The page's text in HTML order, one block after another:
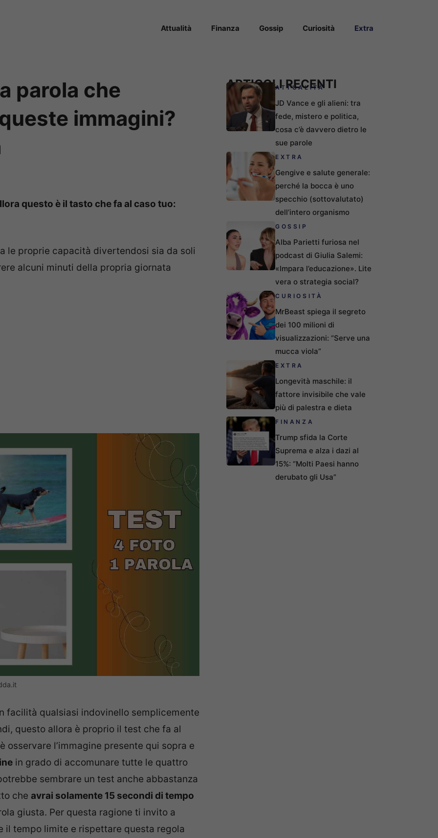
Attualità Finanza Gossip Curiosità Extra
parola che
immagini?
questo è il tasto che fa al caso tuo:
le proprie capacità divertendosi sia da soli
alcuni minuti della propria giornata
facilità qualsiasi indovinello semplicemente
questo allora è proprio il test che fa al
l’immagine presente qui sopra e
in grado di accomunare tutte le quattro
sembrare un test anche abbastanza
che avrai solamente 15 secondi di tempo
giusta. Per questa ragione ti invito a
il tempo limite e rispettare questa regola
ARTICOLI RECENTI
ATTUALITÀ
JD Vance e gli alieni: tra
fede, mistero e politica,
cosa c’è davvero dietro le
sue parole
EXTRA
Gengive e salute generale:
perché la bocca è uno
specchio (sottovalutato)
dell’intero organismo
GOSSIP
Alba Parietti furiosa nel
podcast di Giulia Salemi:
«Impara l’educazione». Lite
vera o strategia social?
CURIOSITÀ
MrBeast spiega il segreto
dei 100 milioni di
visualizzazioni: “Serve una
mucca viola”
EXTRA
Longevità maschile: il
fattore invisibile che vale
più di palestra e dieta
FINANZA
Trump sfida la Corte
Suprema e alza i dazi al
15%: “Molti Paesi hanno
derubato gli Usa”